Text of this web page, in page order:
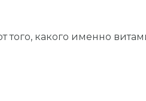
того, какого именно